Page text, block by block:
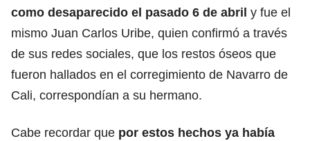
como desaparecido el pasado 6 de abril y fue el
mismo Juan Carlos Uribe, quien confirmó a través
de sus redes sociales, que los restos óseos que
fueron hallados en el corregimiento de Navarro de
Cali, correspondían a su hermano.
Cabe recordar que por estos hechos ya había